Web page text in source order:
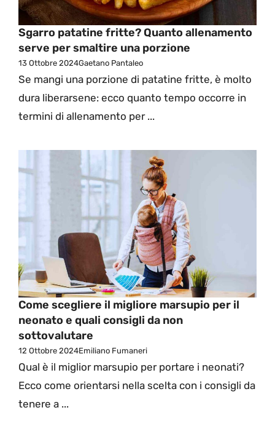
Sgarro patatine fritte? Quanto allenamento
serve per smaltire una porzione
13 Ottobre 2024Gaetano Pantaleo
Se mangi una porzione di patatine fritte, è molto
dura liberarsene: ecco quanto tempo occorre in
termini di allenamento per ...
Come scegliere il migliore marsupio per il
neonato e quali consigli da non
sottovalutare
12 Ottobre 2024Emiliano Fumaneri
Qual è il miglior marsupio per portare i neonati?
Ecco come orientarsi nella scelta con i consigli da
tenere a ...